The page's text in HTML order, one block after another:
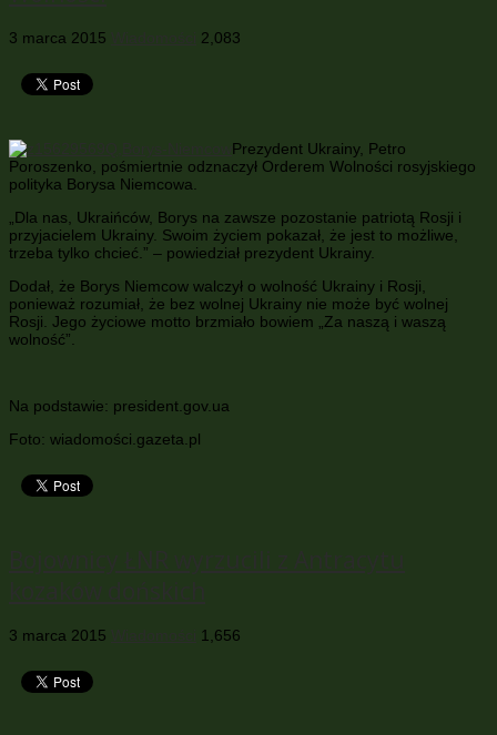
3 marca 2015 2,083
Prezydent Ukrainy, Petro
Poroszenko, pośmiertnie odznaczył Orderem Wolności rosyjskiego
polityka Borysa Niemcowa.
„Dla nas, Ukraińców, Borys na zawsze pozostanie patriotą Rosji i
przyjacielem Ukrainy. Swoim życiem pokazał, że jest to możliwe,
trzeba tylko chcieć.” – powiedział prezydent Ukrainy.
Dodał, że Borys Niemcow walczył o wolność Ukrainy i Rosji,
ponieważ rozumiał, że bez wolnej Ukrainy nie może być wolnej
Rosji. Jego życiowe motto brzmiało bowiem „Za naszą i waszą
wolność”.
Na podstawie: president.gov.ua
Foto: wiadomości.gazeta.pl
3 marca 2015 1,656